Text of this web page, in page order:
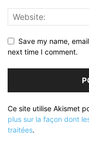
Save my name,
next time I comment.
Ce site utilise Akismet
plus sur la façon dont
traitées.